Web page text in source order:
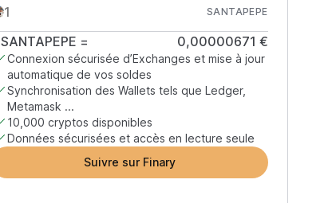
SANTAPEPE
SANTAPEPE = 0,00000671 €
Connexion sécurisée d’Exchanges et mise à jour
automatique de vos soldes
Synchronisation des Wallets tels que Ledger,
Metamask ...
10,000 cryptos disponibles
Données sécurisées et accès en lecture seule
Suivre sur Finary